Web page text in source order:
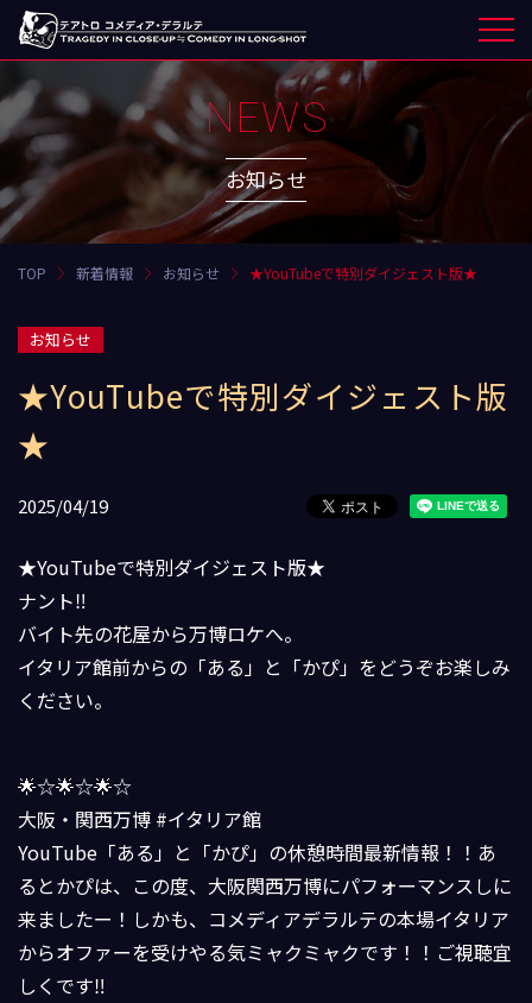
NEWS
お知らせ
TOP 新着情報 お知らせ ★YouTubeで特別ダイジェスト版★
お知らせ
★YouTubeで特別ダイジェスト版
★
2025/04/19
★YouTubeで特別ダイジェスト版★
ナント‼️
バイト先の花屋から万博ロケへ。
イタリア館前からの「ある」と「かぴ」をどうぞお楽しみ
ください。
🌟☆🌟☆🌟☆
大阪・関西万博 #イタリア館
YouTube 「ある」と「かぴ」の休憩時間最新情報！！あ
るとかぴは、この度、大阪関西万博にパフォーマンスしに
来ましたー！しかも、コメディアデラルテの本場イタリア
からオファーを受けやる気ミャクミャクです！！ご視聴宜
しくです‼️